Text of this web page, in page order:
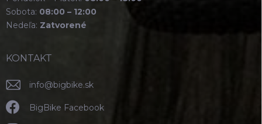
Sobota: 08:00 – 12:00
Nedeľa: Zatvorené
KONTAKT
info@bigbike.sk
BigBike Facebook